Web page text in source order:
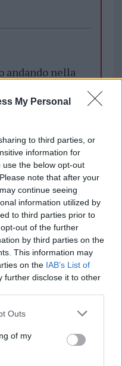
My Personal
to third parties, or
information for
the below opt-out
note that after your
continue seeing
information utilized by
to third parties prior to
out of the further
by third parties on the
This information may
on the IAB’s List of
further disclose it to other
one or more Google
You may click to
its third-party tags to
in below Google
Outs
of my
andando nella
Capo Ceraso Olbia
segnalazioni,
le tue foto
al numero +39
reale?
telegram di